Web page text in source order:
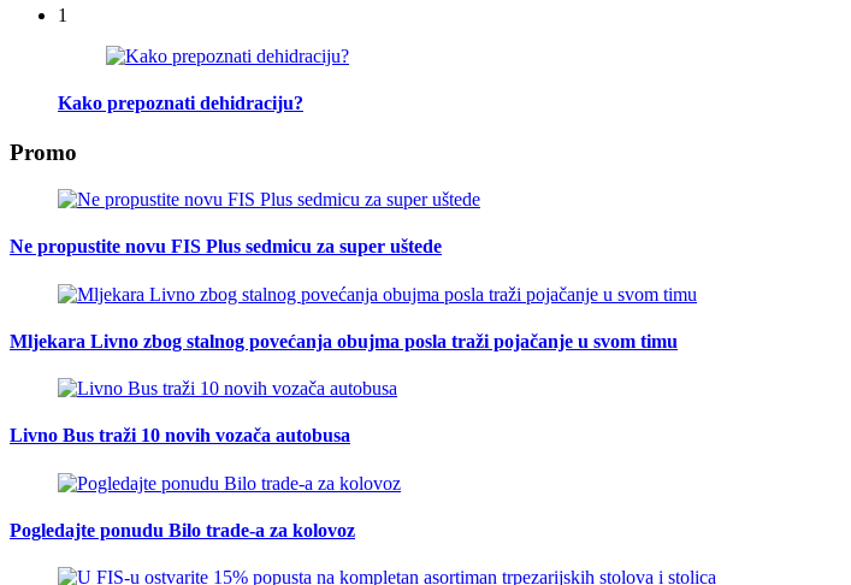
1
Kako prepoznati dehidraciju?
Promo
Ne propustite novu FIS Plus sedmicu za super uštede
Mljekara Livno zbog stalnog povećanja obujma posla traži pojačanje u svom timu
Livno Bus traži 10 novih vozača autobusa
Pogledajte ponudu Bilo trade-a za kolovoz